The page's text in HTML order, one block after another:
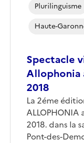
Spectacle
Allophonia
2018
La 2éme
ALLOPHONIA
2018. dans la
Pont-des-
Plurilinguisme
Haute-